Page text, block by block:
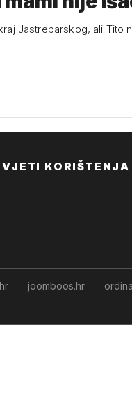
Jastrebarskog, ali Tito
KORIŠTENJA
joomboos.hr